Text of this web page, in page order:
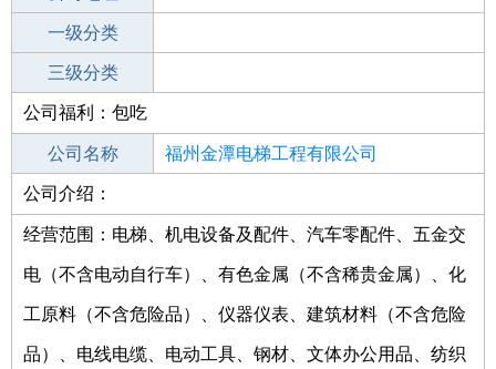
一级分类
二级分类
三级分类
其他行业
公司福利：包吃
公司名称 福州金潭电梯工程有限公司
公司类型
公司介绍：
经营范围：电梯、机电设备及配件、汽车零配件、五金交
电（不含电动自行车）、有色金属（不含稀贵金属）、化
工原料（不含危险品）、仪器仪表、建筑材料（不含危险
品）、电线电缆、电动工具、钢材、文体办公用品、纺织